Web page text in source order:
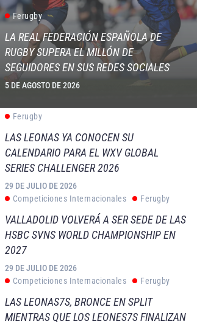
Ferugby
LA REAL FEDERACIÓN ESPAÑOLA DE
RUGBY SUPERA EL MILLÓN DE
SEGUIDORES EN SUS REDES SOCIALES
5 DE AGOSTO DE 2026
Ferugby
LAS LEONAS YA CONOCEN SU
CALENDARIO PARA EL WXV GLOBAL
SERIES CHALLENGER 2026
29 DE JULIO DE 2026
Competiciones Internacionales
Ferugby
VALLADOLID VOLVERÁ A SER SEDE DE LAS
HSBC SVNS WORLD CHAMPIONSHIP EN
2027
29 DE JULIO DE 2026
Competiciones Internacionales
Ferugby
LAS LEONAS7S, BRONCE EN SPLIT
MIENTRAS QUE LOS LEONES7S FINALIZAN